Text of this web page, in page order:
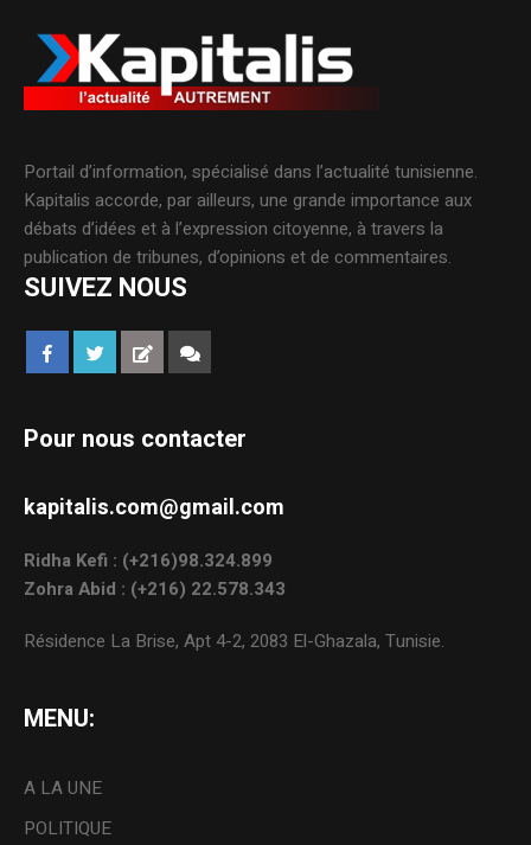
Portail d’information, spécialisé dans l’actualité tunisienne.
Kapitalis accorde, par ailleurs, une grande importance aux
débats d’idées et à l’expression citoyenne, à travers la
publication de tribunes, d’opinions et de commentaires.
SUIVEZ NOUS
Pour nous contacter
kapitalis.com@gmail.com
Ridha Kefi : (+216)98.324.899
Zohra Abid : (+216) 22.578.343
Résidence La Brise, Apt 4-2, 2083 El-Ghazala, Tunisie.
MENU:
A LA UNE
POLITIQUE